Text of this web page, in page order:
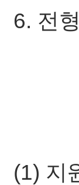
6. 전
(1) 지